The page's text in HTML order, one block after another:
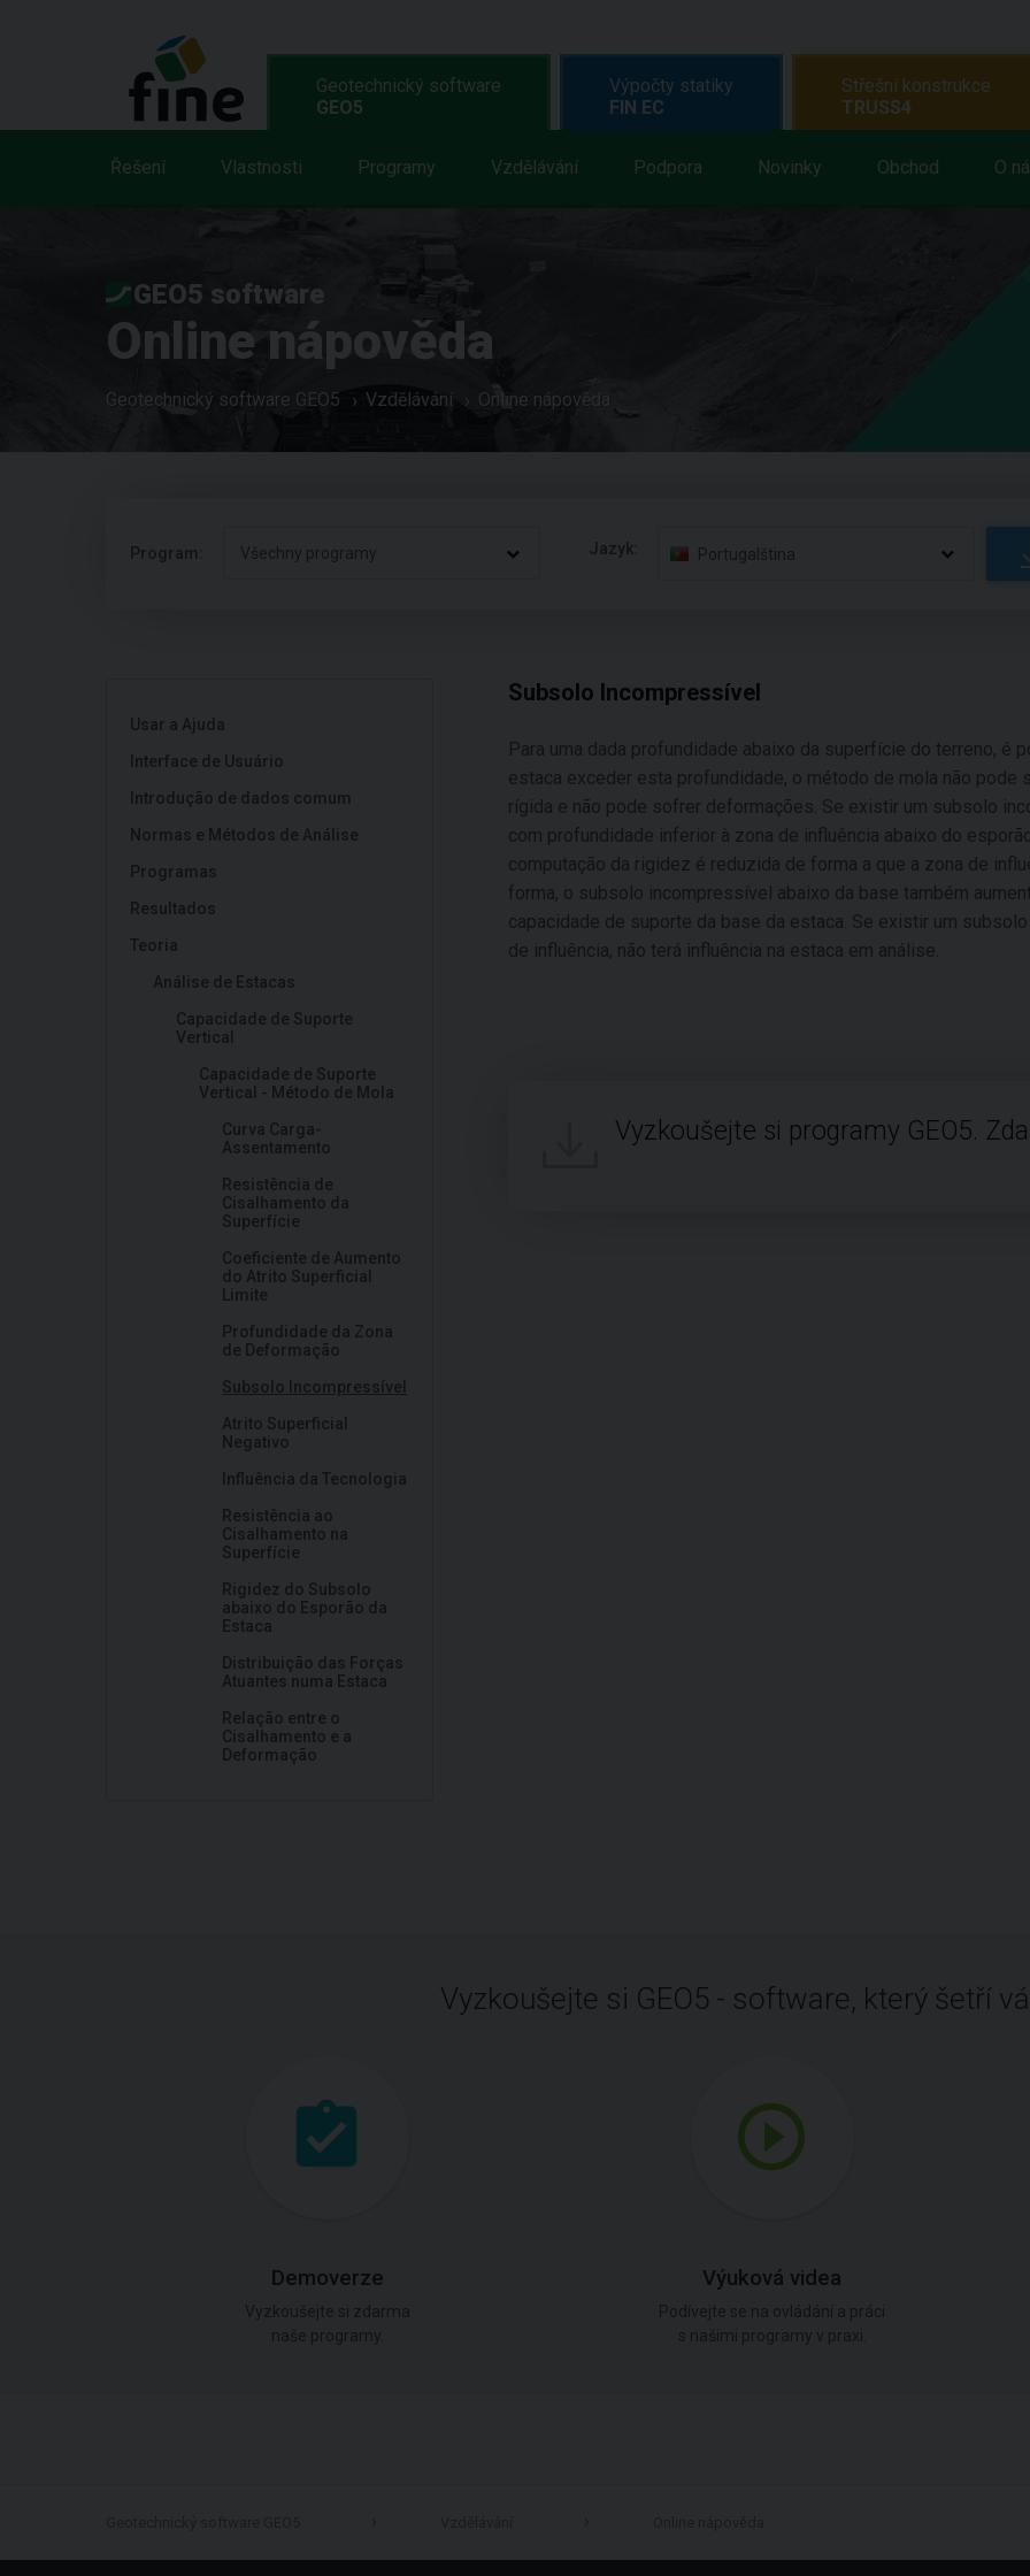
Geotechnický software
GEO5
Řešení Vlastnosti Programy Vzdělávání Podpora Novinky Obchod O
Výpočty statiky
FIN EC
Střešní konstrukce
TRUSS4
GEO5 software
Online nápověda
Geotechnický software GEO5 Vzdělávání Online nápověda
Program: Všechny programy Jazyk: Portugalština
Usar a Ajuda
Interface de Usuário
Introdução de dados comum
Normas e Métodos de Análise
Programas
Resultados
Teoria
Análise de Estacas
Capacidade de Suporte
Vertical
Capacidade de Suporte
Vertical - Método de Mola
Curva Carga-
Assentamento
Resistência de
Cisalhamento da
Superfície
Coeficiente de Aumento
do Atrito Superficial
Limite
Profundidade da Zona
de Deformação
Subsolo Incompressível
Atrito Superficial
Negativo
Influência da Tecnologia
Resistência ao
Cisalhamento na
Superfície
Rigidez do Subsolo
abaixo do Esporão da
Estaca
Distribuição das Forças
Atuantes numa Estaca
Relação entre o
Cisalhamento e a
Deformação
Subsolo Incompressível
Para uma dada profundidade abaixo da superfície do terreno,
estaca exceder esta profundidade, o método de mola não pode
rígida e não pode sofrer deformações. Se existir um subsolo
com profundidade inferior à zona de influência abaixo do
computação da rigidez é reduzida de forma a que a zona de
forma, o subsolo incompressível abaixo da base também
capacidade de suporte da base da estaca. Se existir um
de influência, não terá influência na estaca em análise.
Vyzkoušejte si programy GEO5.
Vyzkoušejte si GEO5 - software, který šetří
Demoverze Výuková videa